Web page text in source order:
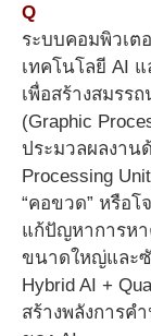
Q
ระบบคอมพิวเต
เทคโนโลยี AI แ
เพื่อสร้างสมรร
(Graphic
ประมวลผลงาน
Processing
“คอขวด” หรือ
แก้ปัญหาการหา
ขนาดใหญ่และ
Hybrid AI +
สร้างพลังการค